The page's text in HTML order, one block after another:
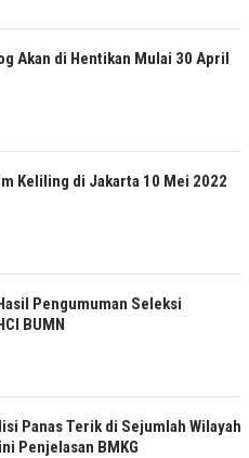
Akan di Hentikan Mulai 30 April
Keliling di Jakarta 10 Mei 2022
Pengumuman Seleksi
BUMN
Panas Terik di Sejumlah Wilayah
Penjelasan BMKG